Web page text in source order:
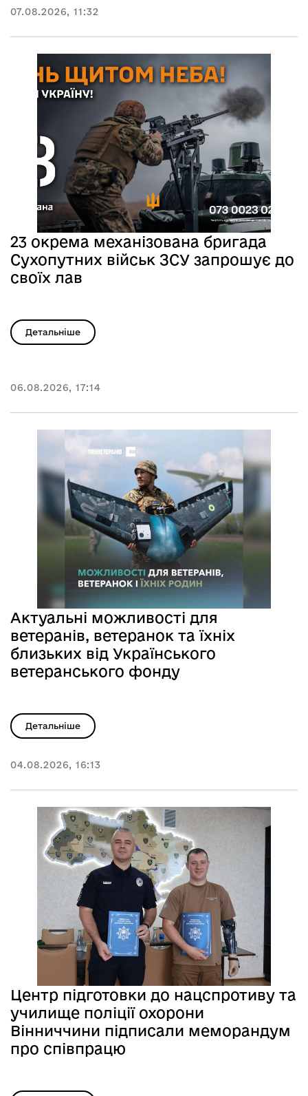
07.08.2026, 11:32
23 окрема механізована бригада
Сухопутних військ ЗСУ запрошує до
своїх лав
Детальніше
06.08.2026, 17:14
Актуальні можливості для
ветеранів, ветеранок та їхніх
близьких від Українського
ветеранського фонду
Детальніше
04.08.2026, 16:13
Центр підготовки до нацспротиву та
училище поліції охорони
Вінниччини підписали меморандум
про співпрацю